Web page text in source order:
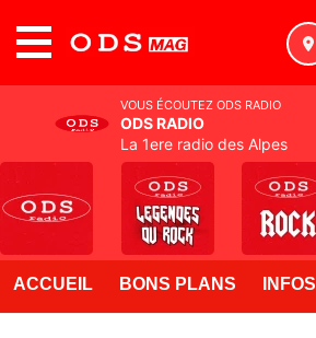
ACCUEIL BONS PLANS INFOS
VOUS ÉCOUTEZ ODS RADIO
ODS RADIO
La 1ere radio des Alpes